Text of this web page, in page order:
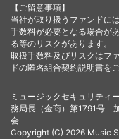
【ご留意事項】
当社が取り扱うファンドに
手数料が必要となる場合が
る等のリスクがあります。
取扱手数料及びリスクはフ
ドの匿名組合契約説明書を
ミュージックセキュリテ
務局長（金商）第1791号
会
Copyright (C) 2026 Music